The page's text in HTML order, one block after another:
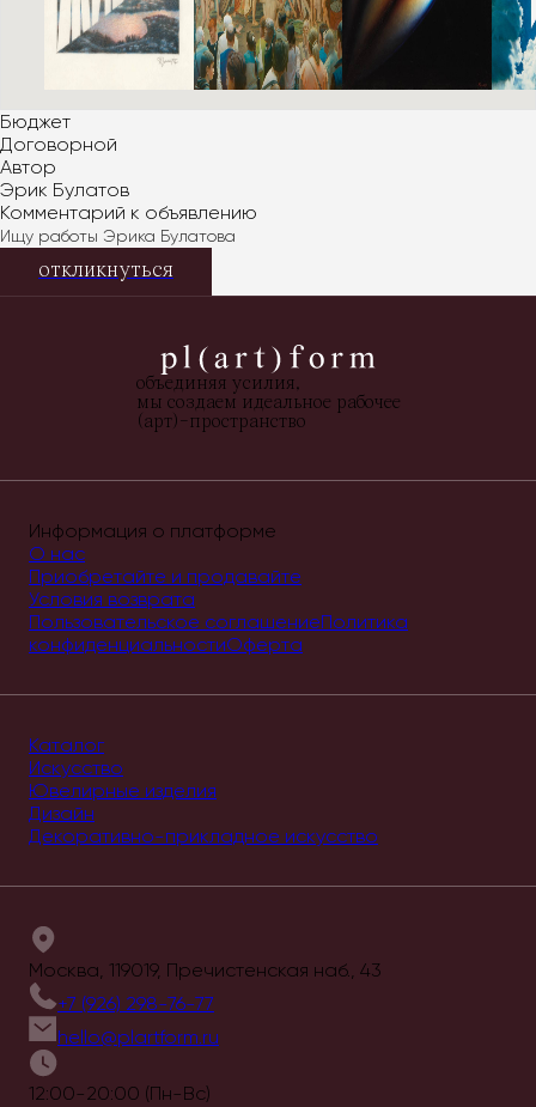
Бюджет
Договорной
Автор
Эрик Булатов
Комментарий к объявлению
Ищу работы Эрика Булатова
откликнуться
объединяя усилия,
мы создаем идеальное рабочее
(арт)-пространство
Информация о платформе
О нас
Приобретайте и продавайте
Условия возврата
Пользовательское соглашениеПолитика
конфиденциальностиОферта
Каталог
Искусство
Ювелирные изделия
Дизайн
Декоративно-прикладное искусство
Москва, 119019, Пречистенская наб., 43
+7 (926) 298-76-77
hello@plartform.ru
12:00-20:00 (Пн-Вс)